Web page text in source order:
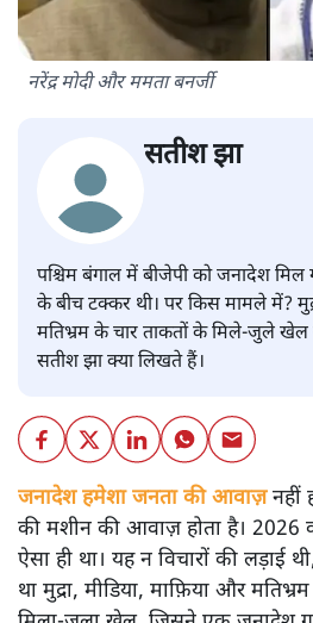
नरेंद्र मोदी और ममता बनर्जी
सतीश झा
पश्चिम बंगाल में बीजेपी को जनादेश मिल
के बीच टक्कर थी। पर किस मामले में?
मतिभ्रम के चार ताकतों के मिले-जुले खेल
सतीश झा क्या लिखते हैं।
जनादेश हमेशा जनता की आवाज़नहीं
की मशीन की आवाज़ होता है। 2026
ऐसा ही था। यह न विचारों की लड़ाई
था मुद्रा, मीडिया, माफ़िया और